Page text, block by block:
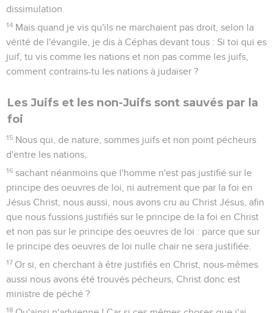
dissimulation.
14 Mais quand je vis qu'ils ne marchaient pas droit, selon la
vérité de l'évangile, je dis à Céphas devant tous : Si toi qui es
juif, tu vis comme les nations et non pas comme les juifs,
comment contrains-tu les nations à judaïser ?
Les Juifs et les non-Juifs sont sauvés par la
foi
15 Nous qui, de nature, sommes juifs et non point pécheurs
d'entre les nations,
16 sachant néanmoins que l'homme n'est pas justifié sur le
principe des oeuvres de loi, ni autrement que par la foi en
Jésus Christ, nous aussi, nous avons cru au Christ Jésus, afin
que nous fussions justifiés sur le principe de la foi en Christ
et non pas sur le principe des oeuvres de loi : parce que sur
le principe des oeuvres de loi nulle chair ne sera justifiée.
17 Or si, en cherchant à être justifiés en Christ, nous-mêmes
aussi nous avons été trouvés pécheurs, Christ donc est
ministre de péché ?
18